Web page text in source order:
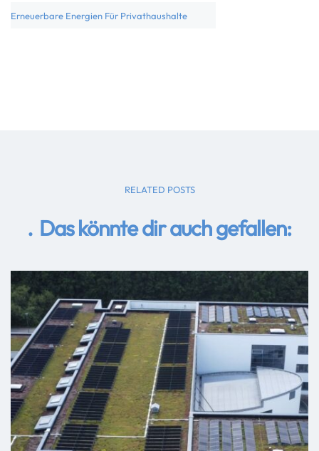
Erneuerbare Energien Für Privathaushalte
RELATED POSTS
Das könnte dir auch gefallen: